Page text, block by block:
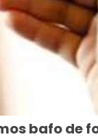
bafo de